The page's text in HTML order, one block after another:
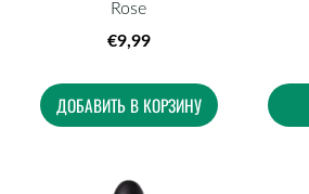
Rose
€9,99
ДОБАВИТЬ В КОРЗИНУ